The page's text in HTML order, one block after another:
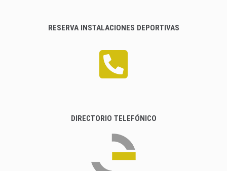
RESERVA INSTALACIONES DEPORTIVAS
DIRECTORIO TELEFÓNICO